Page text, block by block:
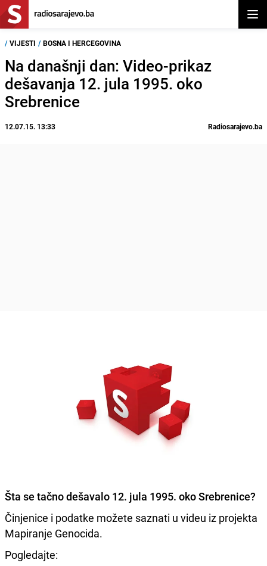
/ VIJESTI / BOSNA I HERCEGOVINA
Na današnji dan: Video-prikaz
dešavanja 12. jula 1995. oko
Srebrenice
12.07.15. 13:33 Radiosarajevo.ba
Šta se tačno dešavalo 12. jula 1995. oko Srebrenice?
Činjenice i podatke možete saznati u videu iz projekta
Mapiranje Genocida.
Pogledajte: